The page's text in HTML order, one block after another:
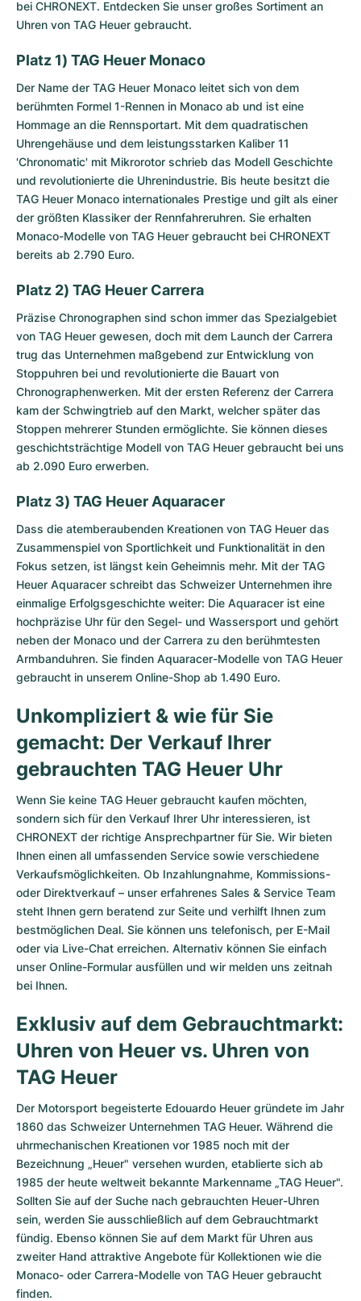
bei CHRONEXT. Entdecken Sie unser großes Sortiment an
Uhren von TAG Heuer gebraucht.
Platz 1) TAG Heuer Monaco
Der Name der TAG Heuer Monaco leitet sich von dem
berühmten Formel 1-Rennen in Monaco ab und ist eine
Hommage an die Rennsportart. Mit dem quadratischen
Uhrengehäuse und dem leistungsstarken Kaliber 11
'Chronomatic' mit Mikrorotor schrieb das Modell Geschichte
und revolutionierte die Uhrenindustrie. Bis heute besitzt die
TAG Heuer Monaco internationales Prestige und gilt als einer
der größten Klassiker der Rennfahreruhren. Sie erhalten
Monaco-Modelle von TAG Heuer gebraucht bei CHRONEXT
bereits ab 2.790 Euro.
Platz 2) TAG Heuer Carrera
Präzise Chronographen sind schon immer das Spezialgebiet
von TAG Heuer gewesen, doch mit dem Launch der Carrera
trug das Unternehmen maßgebend zur Entwicklung von
Stoppuhren bei und revolutionierte die Bauart von
Chronographenwerken. Mit der ersten Referenz der Carrera
kam der Schwingtrieb auf den Markt, welcher später das
Stoppen mehrerer Stunden ermöglichte. Sie können dieses
geschichtsträchtige Modell von TAG Heuer gebraucht bei uns
ab 2.090 Euro erwerben.
Platz 3) TAG Heuer Aquaracer
Dass die atemberaubenden Kreationen von TAG Heuer das
Zusammenspiel von Sportlichkeit und Funktionalität in den
Fokus setzen, ist längst kein Geheimnis mehr. Mit der TAG
Heuer Aquaracer schreibt das Schweizer Unternehmen ihre
einmalige Erfolgsgeschichte weiter: Die Aquaracer ist eine
hochpräzise Uhr für den Segel- und Wassersport und gehört
neben der Monaco und der Carrera zu den berühmtesten
Armbanduhren. Sie finden Aquaracer-Modelle von TAG Heuer
gebraucht in unserem Online-Shop ab 1.490 Euro.
Unkompliziert & wie für Sie
gemacht: Der Verkauf Ihrer
gebrauchten TAG Heuer Uhr
Wenn Sie keine TAG Heuer gebraucht kaufen möchten,
sondern sich für den Verkauf Ihrer Uhr interessieren, ist
CHRONEXT der richtige Ansprechpartner für Sie. Wir bieten
Ihnen einen all umfassenden Service sowie verschiedene
Verkaufsmöglichkeiten. Ob Inzahlungnahme, Kommissions-
oder Direktverkauf – unser erfahrenes Sales & Service Team
steht Ihnen gern beratend zur Seite und verhilft Ihnen zum
bestmöglichen Deal. Sie können uns telefonisch, per E-Mail
oder via Live-Chat erreichen. Alternativ können Sie einfach
unser Online-Formular ausfüllen und wir melden uns zeitnah
bei Ihnen.
Exklusiv auf dem Gebrauchtmarkt:
Uhren von Heuer vs. Uhren von
TAG Heuer
Der Motorsport begeisterte Edouardo Heuer gründete im Jahr
1860 das Schweizer Unternehmen TAG Heuer. Während die
uhrmechanischen Kreationen vor 1985 noch mit der
Bezeichnung „Heuer" versehen wurden, etablierte sich ab
1985 der heute weltweit bekannte Markenname „TAG Heuer".
Sollten Sie auf der Suche nach gebrauchten Heuer-Uhren
sein, werden Sie ausschließlich auf dem Gebrauchtmarkt
fündig. Ebenso können Sie auf dem Markt für Uhren aus
zweiter Hand attraktive Angebote für Kollektionen wie die
Monaco- oder Carrera-Modelle von TAG Heuer gebraucht
finden.